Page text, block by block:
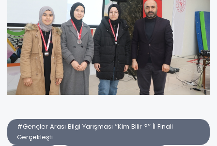
#Gençler Arası Bilgi Yarışması ‘’Kim Bilir ?’’ İl Finali
Gerçekleşti